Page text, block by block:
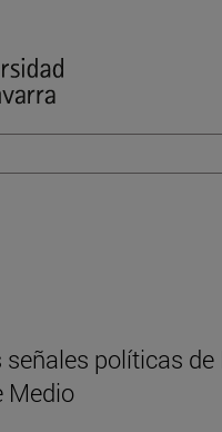
políticas de
Medio